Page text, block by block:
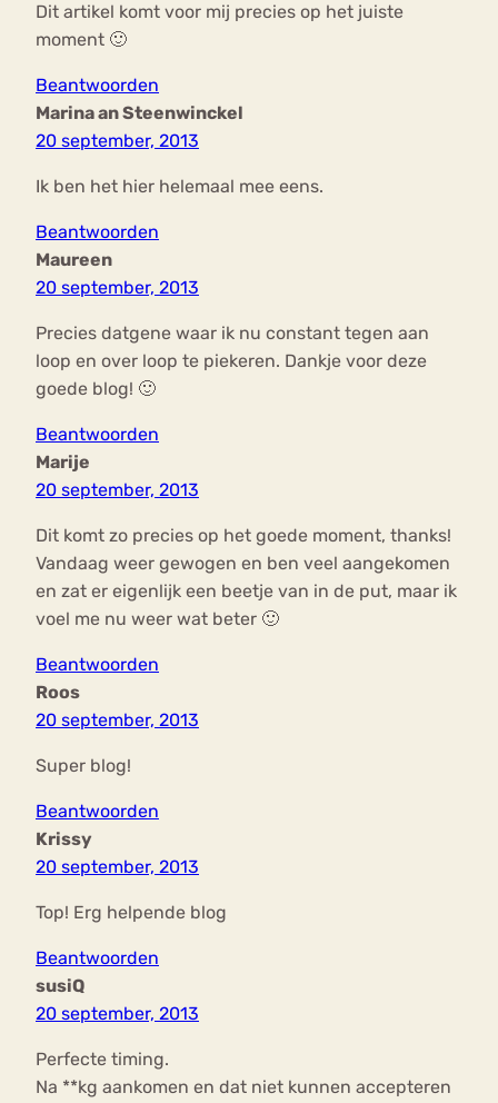
Dit artikel komt voor mij precies op het juiste
moment 🙂
Beantwoorden
Marina an Steenwinckel
20 september, 2013
Ik ben het hier helemaal mee eens.
Beantwoorden
Maureen
20 september, 2013
Precies datgene waar ik nu constant tegen aan
loop en over loop te piekeren. Dankje voor deze
goede blog! 🙂
Beantwoorden
Marije
20 september, 2013
Dit komt zo precies op het goede moment, thanks!
Vandaag weer gewogen en ben veel aangekomen
en zat er eigenlijk een beetje van in de put, maar ik
voel me nu weer wat beter 🙂
Beantwoorden
Roos
20 september, 2013
Super blog!
Beantwoorden
Krissy
20 september, 2013
Top! Erg helpende blog
Beantwoorden
susiQ
20 september, 2013
Perfecte timing.
Na **kg aankomen en dat niet kunnen accepteren